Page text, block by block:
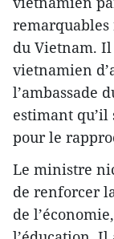
remarquables
du Vietnam.
vietnamien
l’ambassade
estimant qu’il
pour le
Le ministre
de renforcer
de